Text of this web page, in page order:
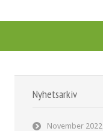
Nyhetsarkiv
November 2022